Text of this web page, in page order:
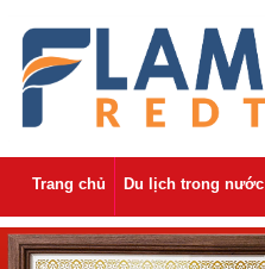
Trang chủ Du lịch trong nước